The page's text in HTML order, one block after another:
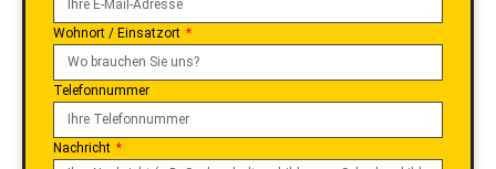
Wohnort / Einsatzort
Telefonnummer
Nachricht